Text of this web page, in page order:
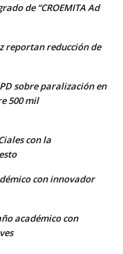
de “CROEMITA Ad
reportan reducción de
sobre paralización en
500 mil
con la
con innovador
académico con